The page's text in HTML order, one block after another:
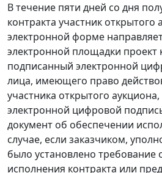
В течение пяти дней со дня
контракта участник открытого
электронной форме
электронной площадки проект
подписанный электронной
лица, имеющего право
участника открытого
электронной цифровой
документ об обеспечении
случае, если заказчиком,
было установлено требование
исполнения контракта или